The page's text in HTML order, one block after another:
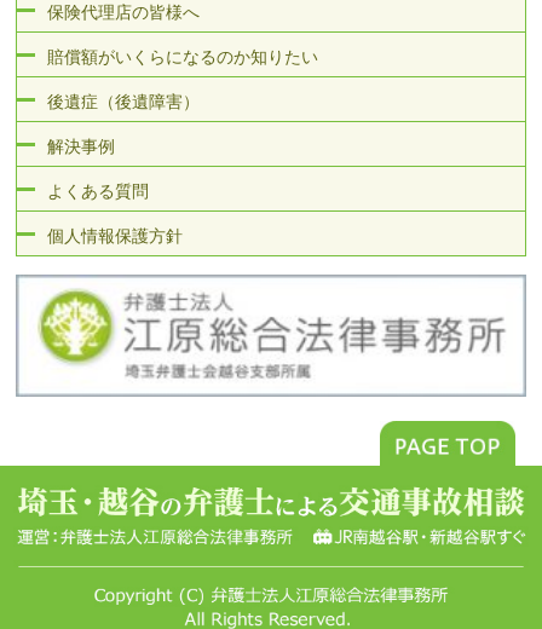
保険代理店の皆様へ
賠償額がいくらになるのか知りたい
後遺症（後遺障害）
解決事例
よくある質問
個人情報保護方針